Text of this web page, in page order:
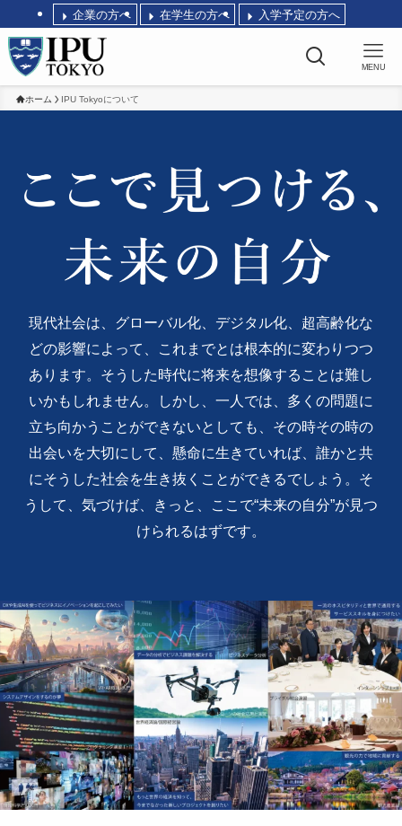
企業の方へ 在学生の方へ 入学予定の方へ
MENU
ホーム IPU Tokyoについて
現代社会は、グローバル化、デジタル化、超高齢化な
どの影響によって、これまでとは根本的に変わりつつ
あります。そうした時代に将来を想像することは難し
いかもしれません。しかし、一人では、多くの問題に
立ち向かうことができないとしても、その時その時の
出会いを大切にして、懸命に生きていれば、誰かと共
にそうした社会を生き抜くことができるでしょう。そ
うして、気づけば、きっと、ここで“未来の自分”が見つ
けられるはずです。